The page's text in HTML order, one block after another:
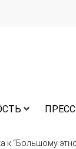
к “Большому